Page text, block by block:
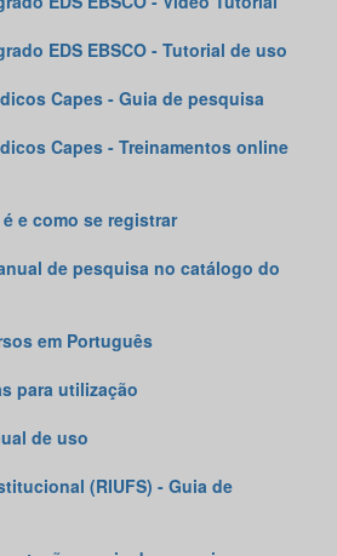
EDS EBSCO - Tutorial de uso
Capes - Guia de pesquisa
Capes - Treinamentos online
é e como se registrar
de pesquisa no catálogo do
em Português
para utilização
de uso
(RIUFS) - Guia de